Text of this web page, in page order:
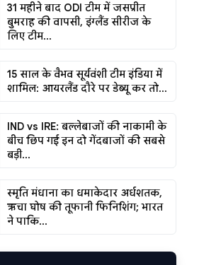
31 महीने बाद ODI टीम में जसप्रीत
बुमराह की वापसी, इंग्लैंड सीरीज के
लिए टीम...
15 साल के वैभव सूर्यवंशी टीम इंडिया में
शामिल: आयरलैंड दौरे पर डेब्यू कर तो...
IND vs IRE: बल्लेबाजों की नाकामी के
बीच छिप गई इन दो गेंदबाजों की सबसे
बड़ी...
स्मृति मंधाना का धमाकेदार अर्धशतक,
ऋचा घोष की तूफानी फिनिशिंग; भारत
ने पाकि...